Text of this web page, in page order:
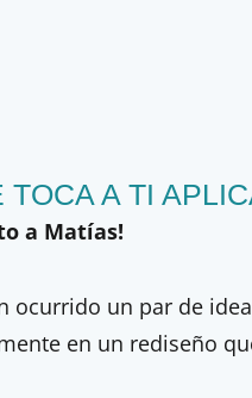
TOCA A TI
a Matías!
ocurrido un par de
en un rediseño